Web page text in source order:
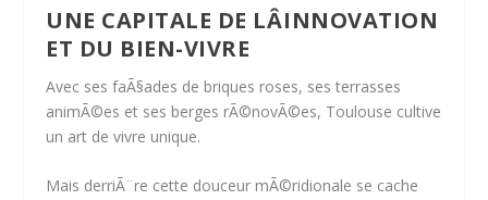
UNE CAPITALE DE LÂINNOVATION
ET DU BIEN-VIVRE
Avec ses faÃ§ades de briques roses, ses terrasses
animÃ©es et ses berges rÃ©novÃ©es, Toulouse cultive
un art de vivre unique.
Mais derriÃ¨re cette douceur mÃ©ridionale se cache